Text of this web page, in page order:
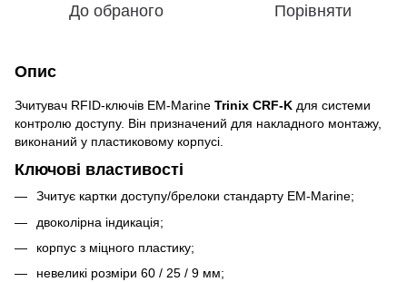
До обраного Порівняти
Опис
Зчитувач RFID-ключів EM-Marine Trinix CRF-K для системи
контролю доступу. Він призначений для накладного монтажу,
виконаний у пластиковому корпусі.
Ключові властивості
Зчитує картки доступу/брелоки стандарту EM-Marine;
двоколірна індикація;
корпус з міцного пластику;
невеликі розміри 60 / 25 / 9 мм;